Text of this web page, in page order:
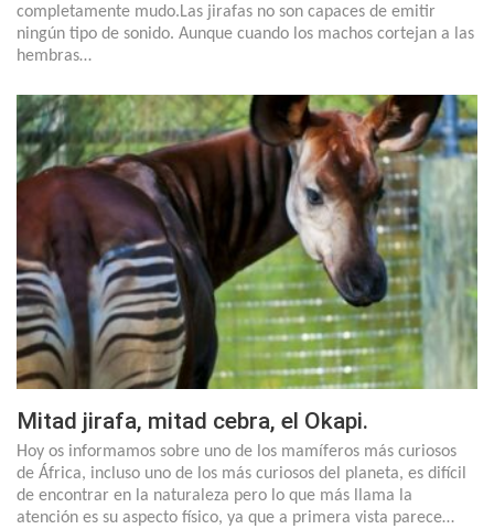
completamente mudo.Las jirafas no son capaces de emitir
ningún tipo de sonido. Aunque cuando los machos cortejan a las
hembras…
Mitad jirafa, mitad cebra, el Okapi.
Hoy os informamos sobre uno de los mamíferos más curiosos
de África, incluso uno de los más curiosos del planeta, es difícil
de encontrar en la naturaleza pero lo que más llama la
atención es su aspecto físico, ya que a primera vista parece…